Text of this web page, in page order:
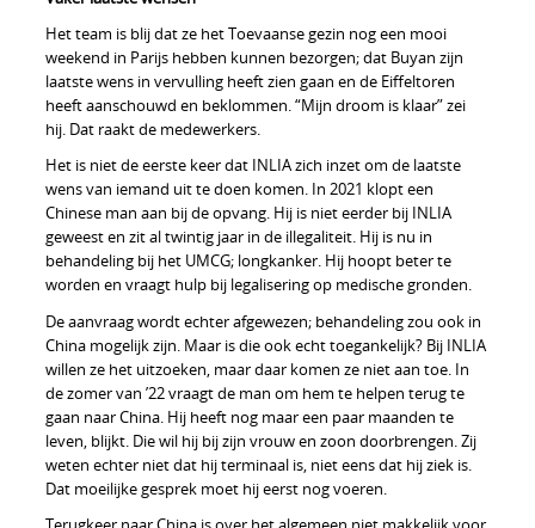
Het team is blij dat ze het Toevaanse gezin nog een mooi
weekend in Parijs hebben kunnen bezorgen; dat Buyan zijn
laatste wens in vervulling heeft zien gaan en de Eiffeltoren
heeft aanschouwd en beklommen. “Mijn droom is klaar” zei
hij. Dat raakt de medewerkers.
Het is niet de eerste keer dat INLIA zich inzet om de laatste
wens van iemand uit te doen komen. In 2021 klopt een
Chinese man aan bij de opvang. Hij is niet eerder bij INLIA
geweest en zit al twintig jaar in de illegaliteit. Hij is nu in
behandeling bij het UMCG; longkanker. Hij hoopt beter te
worden en vraagt hulp bij legalisering op medische gronden.
De aanvraag wordt echter afgewezen; behandeling zou ook in
China mogelijk zijn. Maar is die ook echt toegankelijk? Bij INLIA
willen ze het uitzoeken, maar daar komen ze niet aan toe. In
de zomer van ’22 vraagt de man om hem te helpen terug te
gaan naar China. Hij heeft nog maar een paar maanden te
leven, blijkt. Die wil hij bij zijn vrouw en zoon doorbrengen. Zij
weten echter niet dat hij terminaal is, niet eens dat hij ziek is.
Dat moeilijke gesprek moet hij eerst nog voeren.